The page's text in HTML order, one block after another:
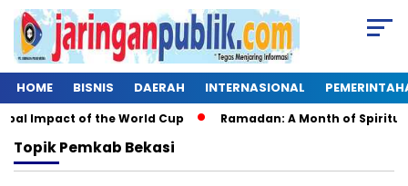
HOME BISNIS DAERAH INTERNASIONAL
Impact of the World Cup Ramadan: A Month of Spiritual
TopikPemkab Bekasi